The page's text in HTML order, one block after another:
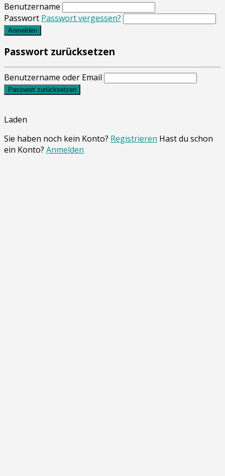
Benutzername
Passwort Passwort vergessen?
Anmelden
Passwort zurücksetzen
Benutzername oder Email
Passwort zurücksetzen
Laden
Sie haben noch kein Konto? Registrieren Hast du schon
ein Konto? Anmelden